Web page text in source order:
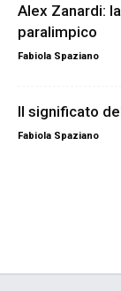
Alex Zanardi:
paralimpico
Fabiola Spaziano
Il significato
Fabiola Spaziano